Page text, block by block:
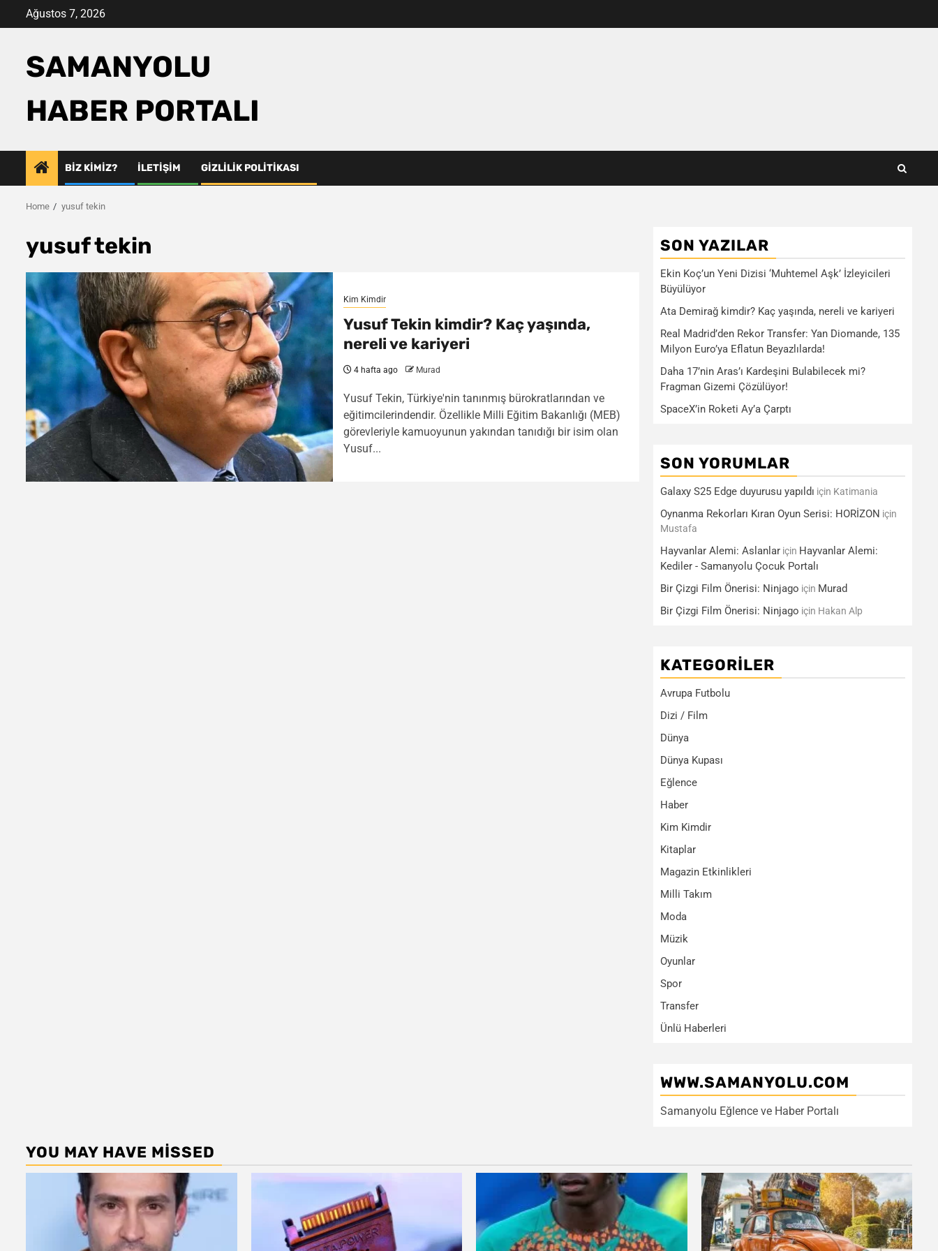
Ağustos 7, 2026
SAMANYOLU
HABER PORTALI
BIZ KIMIZ? İLETIŞIM GIZLILIK POLITIKASI
Home yusuf tekin
yusuf tekin
Kim Kimdir
Yusuf Tekin kimdir? Kaç yaşında,
nereli ve kariyeri
4 hafta ago Murad
Yusuf Tekin, Türkiye'nin tanınmış bürokratlarından ve
eğitimcilerindendir. Özellikle Milli Eğitim Bakanlığı (MEB)
görevleriyle kamuoyunun yakından tanıdığı bir isim olan
Yusuf...
SON YAZILAR
Ekin Koç’un Yeni Dizisi ‘Muhtemel Aşk’ İzleyicileri
Büyülüyor
Ata Demirağ kimdir? Kaç yaşında, nereli ve kariyeri
Real Madrid’den Rekor Transfer: Yan Diomande, 135
Milyon Euro’ya Eflatun Beyazlılarda!
Daha 17’nin Aras’ı Kardeşini Bulabilecek mi?
Fragman Gizemi Çözülüyor!
SpaceX’in Roketi Ay’a Çarptı
SON YORUMLAR
Galaxy S25 Edge duyurusu yapıldı için Katimania
Oynanma Rekorları Kıran Oyun Serisi: HORİZON için
Mustafa
Hayvanlar Alemi: Aslanlar için Hayvanlar Alemi:
Kediler - Samanyolu Çocuk Portalı
Bir Çizgi Film Önerisi: Ninjago için Murad
Bir Çizgi Film Önerisi: Ninjago için Hakan Alp
KATEGORILER
Avrupa Futbolu
Dizi / Film
Dünya
Dünya Kupası
Eğlence
Haber
Kim Kimdir
Kitaplar
Magazin Etkinlikleri
Milli Takım
Moda
Müzik
Oyunlar
Spor
Transfer
Ünlü Haberleri
WWW.SAMANYOLU.COM
Samanyolu Eğlence ve Haber Portalı
YOU MAY HAVE MISSED